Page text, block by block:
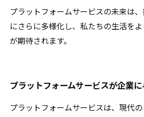
プラットフォームサービスの未来は
にさらに多様化し、私たちの生活を
が期待されます。
プラットフォームサービスが企業
プラットフォームサービスは、現代